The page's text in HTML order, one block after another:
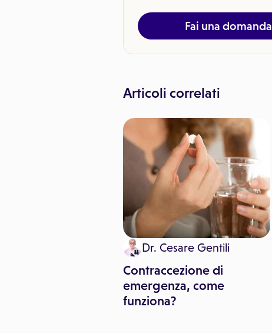
Fai una domanda
Articoli correlati
Dr. Cesare Gentili
Contraccezione di
emergenza, come
funziona?